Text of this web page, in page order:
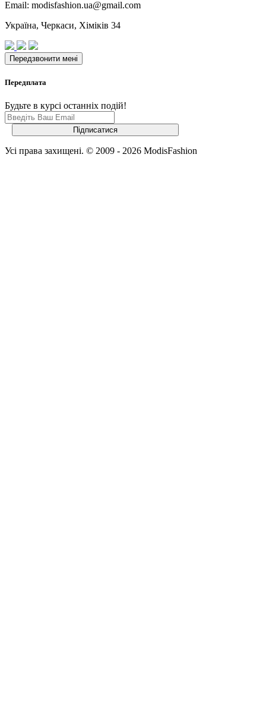
Email: modisfashion.ua@gmail.com
Україна, Черкаси, Хіміків 34
Передплата
Будьте в курсі останніх подій!
Усі права захищені. © 2009 - 2026 ModisFashion